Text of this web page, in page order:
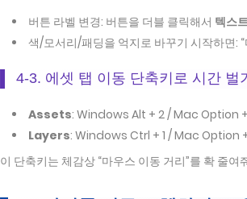
버튼 라벨 변경: 버튼을 더블 클릭해서 텍스
색/모서리/패딩을 억지로 바꾸기 시작하면:
4-3. 에셋 탭 이동 단축키로 시간 벌
Assets: Windows Alt + 2 / Mac Option
Layers: Windows Ctrl + 1 / Mac Option
이 단축키는 체감상 “마우스 이동 거리”를 확 줄